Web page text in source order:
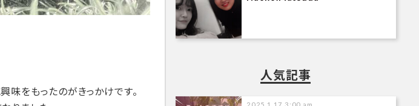
味をもったのがきっかけです。
人気記事